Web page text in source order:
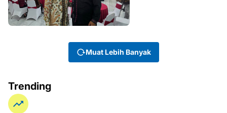
Muat Lebih Banyak
Trending